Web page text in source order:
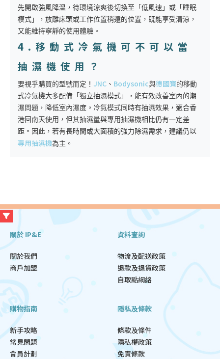
先開啟強風降溫，待環境涼爽後切換至「低風速」或「睡眠
模式」，放離床頭或工作位置稍遠的位置，既能享受清涼，
又能維持寧靜的使用體驗。
4.移動式冷氣機可不可以當
抽濕機使用？
要視乎購買的型號而定！ JNC 、 Bodysonic與德國寶的移動
式冷氣機大多配備「獨立抽濕模式」，能有效改善室內的潮
濕問題，降低室內濕度。冷氣模式同時有抽濕效果，適合香
港回南天使用，但其抽濕量與專用抽濕機相比仍有一定差
距。因此，若有長時間或大面積的強力除濕需求，建議仍以
專用抽濕機為主。
關於 IP&E
關於我們
商戶加盟
資料查詢
物流及配送政策
退款及退貨政策
自取點網絡
購物指南
新手攻略
常見問題
會員計劃
隱私及條款
條款及條件
隱私權政策
免責條款